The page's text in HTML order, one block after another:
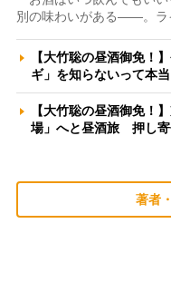
別の味わいがある――。ラ
【大竹聡の昼酒御免！
ギ」を知らないって本
【大竹聡の昼酒御免！
場」へと昼酒旅 押し
著者